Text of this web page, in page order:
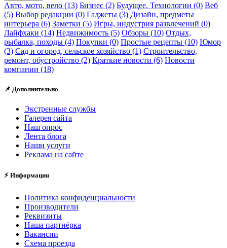
Авто, мото, вело (13) Бизнес (2) Будущее. Технологии (0) Веб
(5) Выбор редакции (0) Гаджеты (3) Дизайн, предметы
интерьера (6) Заметки (5) Игры, индустрия развлечений (0)
Лайфхаки (14) Недвижимость (5) Обзоры (10) Отдых,
рыбалка, походы (4) Покупки (0) Простые рецепты (10) Юмор
(3) Сад и огород, сельское хозяйство (1) Строительство,
ремонт, обустройство (2) Краткие новости (6) Новости
компании (18)
📌 Дополнительно
Экстренные службы
Галерея сайта
Наш опрос
Лента блога
Наши услуги
Реклама на сайте
⚡ Информация
Политика конфиденциальности
Производители
Реквизиты
Наша партнёрка
Вакансии
Схема проезда